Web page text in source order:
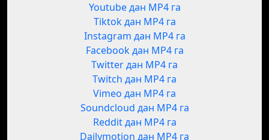
Youtube дан MP4 га
Tiktok дан MP4 га
Instagram дан MP4 га
Facebook дан MP4 га
Twitter дан MP4 га
Twitch дан MP4 га
Vimeo дан MP4 га
Soundcloud дан MP4 га
Reddit дан MP4 га
Dailymotion дан MP4 га